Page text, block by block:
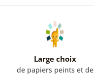
Large choix
de papiers peints et de